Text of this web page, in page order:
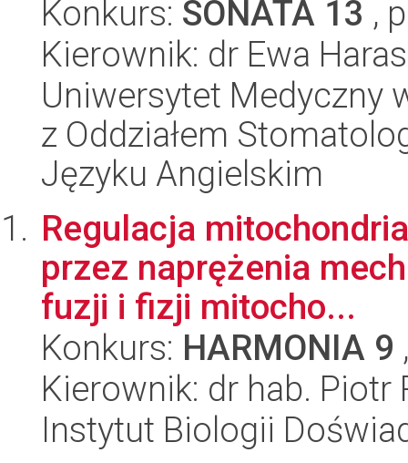
Konkurs: SONATA 13 ,
Kierownik: dr Ewa
Uniwersytet Medyczny
z Oddziałem
Języku Angielskim
Regulacja
przez naprężenia
fuzji i fizji mitocho...
Konkurs: HARMONIA 9
Kierownik: dr hab.
Instytut Biologii